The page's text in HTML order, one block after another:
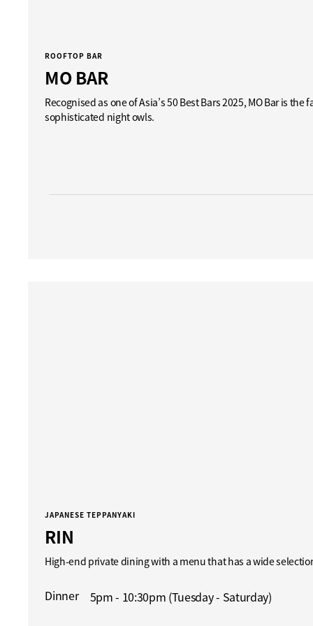
ROOFTOP BAR
MO BAR
Recognised as one of Asia’s 50 Best Bars 2025, MO Bar is
sophisticated night owls.
JAPANESE TEPPANYAKI
RIN
High-end private dining with a menu that has a wide
Dinner 5pm - 10:30pm (Tuesday - Saturday)